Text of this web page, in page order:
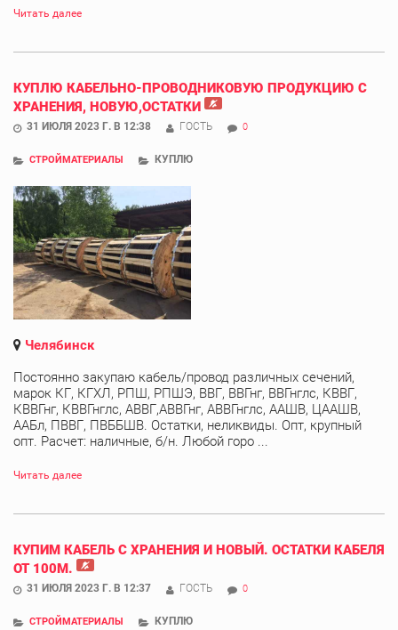
Читать далее
КУПЛЮ КАБЕЛЬНО-ПРОВОДНИКОВУЮ ПРОДУКЦИЮ С
ХРАНЕНИЯ, НОВУЮ,ОСТАТКИ
31 ИЮЛЯ 2023 Г. В 12:38 ГОСТЬ 0
СТРОЙМАТЕРИАЛЫ КУПЛЮ
Челябинск
Постоянно закупаю кабель/провод различных сечений,
марок КГ, КГХЛ, РПШ, РПШЭ, ВВГ, ВВГнг, ВВГнглс, КВВГ,
КВВГнг, КВВГнглс, АВВГ,АВВГнг, АВВГнглс, ААШВ, ЦААШВ,
ААБл, ПВВГ, ПВББШВ. Остатки, неликвиды. Опт, крупный
опт. Расчет: наличные, б/н. Любой горо ...
Читать далее
КУПИМ КАБЕЛЬ С ХРАНЕНИЯ И НОВЫЙ. ОСТАТКИ КАБЕЛЯ
ОТ 100М.
31 ИЮЛЯ 2023 Г. В 12:37 ГОСТЬ 0
СТРОЙМАТЕРИАЛЫ КУПЛЮ